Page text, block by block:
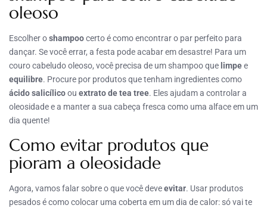
oleoso
Escolher oshampoocerto é como encontrar o par perfeito para
dançar. Se você errar, a festa pode acabar em desastre! Para um
couro cabeludo oleoso, você precisa de um shampoo que limpee
equilibre. Procure por produtos que tenham ingredientes como
ácido salicílicoou extrato de tea tree. Eles ajudam a controlar a
oleosidade e a manter a sua cabeça fresca como uma alface em um
dia quente!
Como evitar produtos que
pioram a oleosidade
Agora, vamos falar sobre o que você deveevitar. Usar produtos
pesados é como colocar uma coberta em um dia de calor: só vai te